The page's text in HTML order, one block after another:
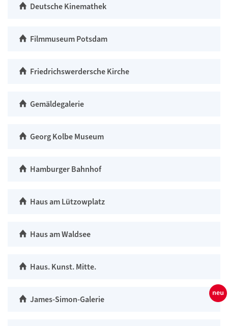
Deutsche Kinemathek
Filmmuseum Potsdam
Friedrichswerdersche Kirche
Gemäldegalerie
Georg Kolbe Museum
Hamburger Bahnhof
Haus am Lützowplatz
Haus am Waldsee
Haus. Kunst. Mitte.
James-Simon-Galerie